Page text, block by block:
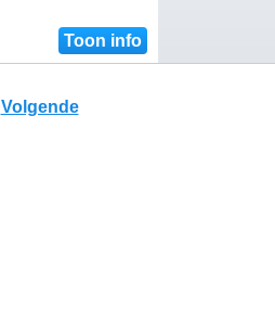
Toon info
Volgende